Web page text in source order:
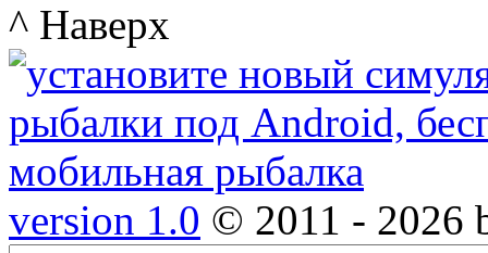
^ Наверх
version 1.0 © 2011 - 2026